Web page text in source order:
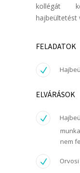
kollégát
hajbeültetést
FELADATOK
ELVÁRÁSOK
nem